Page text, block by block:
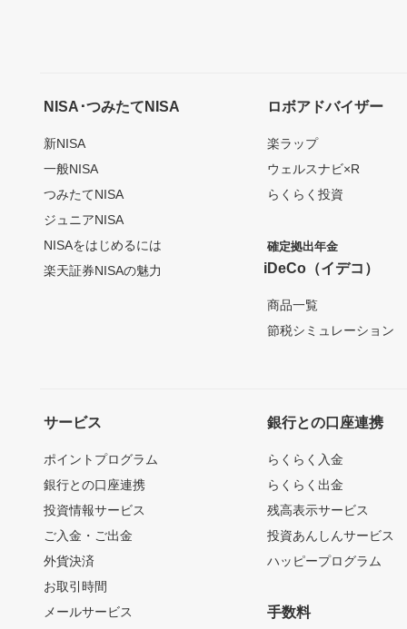
NISA･つみたてNISA
新NISA
一般NISA
つみたてNISA
ジュニアNISA
NISAをはじめるには
楽天証券NISAの魅力
ロボアドバイザー
楽ラップ
ウェルスナビ×R
らくらく投資
確定拠出年金
iDeCo（イデコ）
商品一覧
節税シミュレーション
サービス
ポイントプログラム
銀行との口座連携
投資情報サービス
ご入金・ご出金
外貨決済
お取引時間
メールサービス
銀行との口座連携
らくらく入金
らくらく出金
残高表示サービス
投資あんしんサービス
ハッピープログラム
手数料